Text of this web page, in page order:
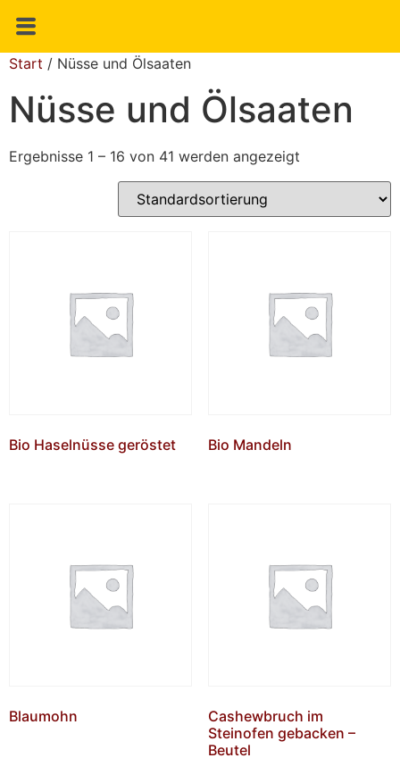
Start / Nüsse und Ölsaaten
Nüsse und Ölsaaten
Ergebnisse 1 – 16 von 41 werden angezeigt
Bio Haselnüsse geröstet Bio Mandeln
Blaumohn
Cashewbruch im
Steinofen gebacken –
Beutel